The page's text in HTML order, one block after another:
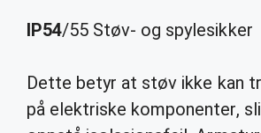
IP54/55 Støv- og spylesikker
Dette betyr at støv ikke kan
på elektriske komponenter,